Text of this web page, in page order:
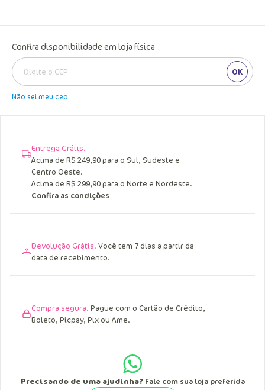
Confira disponibilidade em loja física
OK
Não sei meu cep
Entrega Grátis.
Acima de R$ 249,90 para o Sul, Sudeste e
Centro Oeste.
Acima de R$ 299,90 para o Norte e Nordeste.
Confira as condições
Devolução Grátis. Você tem 7 dias a partir da
data de recebimento.
Compra segura. Pague com o Cartão de Crédito,
Boleto, Picpay, Pix ou Ame.
Precisando de uma ajudinha?Fale com sua loja preferida